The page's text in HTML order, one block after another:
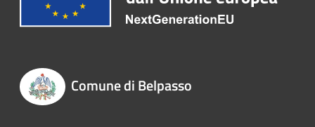
Comune di Belpasso